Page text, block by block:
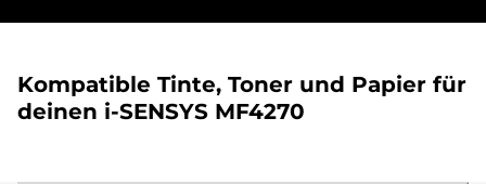
Kompatible Tinte, Toner und Papier für
deinen i-SENSYS MF4270